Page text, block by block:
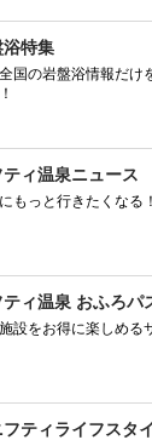
浴特集
国の岩盤浴情報だけ
ティ温泉ニュース
もっと行きたくなる
ティ温泉 おふろパ
設をお得に楽しめる
フティライフスタ